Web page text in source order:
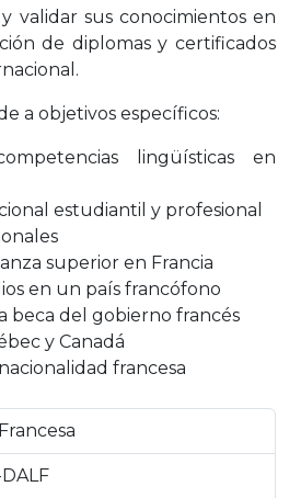
validar sus conocimientos en
de diplomas y certificados
a objetivos específicos:
lingüísticas en
estudiantil y profesional
superior en Francia
en un país francófono
beca del gobierno francés
y Canadá
francesa